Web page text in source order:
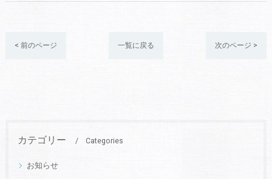
< 前のページ 一覧に戻る 次のページ >
カテゴリー Categories
お知らせ